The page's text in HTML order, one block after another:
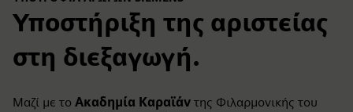
Υποστήριξη της αριστείας
στη διεξαγωγή.
Μαζί με το Ακαδημία Καραϊάν της Φιλαρμονικής του